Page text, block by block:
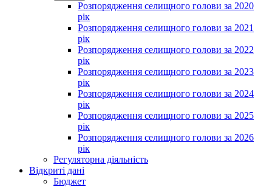
Розпорядження селищного голови за 2020
рік
Розпорядження селищного голови за 2021
рік
Розпорядження селищного голови за 2022
рік
Розпорядження селищного голови за 2023
рік
Розпорядження селищного голови за 2024
рік
Розпорядження селищного голови за 2025
рік
Розпорядження селищного голови за 2026
рік
Регуляторна діяльність
Відкриті дані
Бюджет